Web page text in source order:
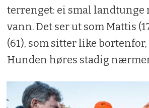
terrenget: ei smal landtunge
vann. Det ser ut som Mattis
(61), som sitter like bortenfor,
Hunden høres stadig